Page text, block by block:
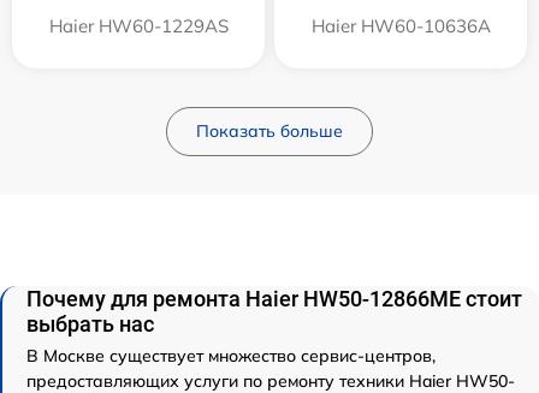
Haier HW60-1229AS Haier HW60-10636A
Показать больше
Почему для ремонта Haier HW50-12866ME стоит
выбрать нас
В Москве существует множество сервис-центров,
предоставляющих услуги по ремонту техники Haier HW50-